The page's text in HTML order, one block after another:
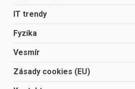
IT trendy
Fyzika
Vesmír
Zásady cookies (EU)